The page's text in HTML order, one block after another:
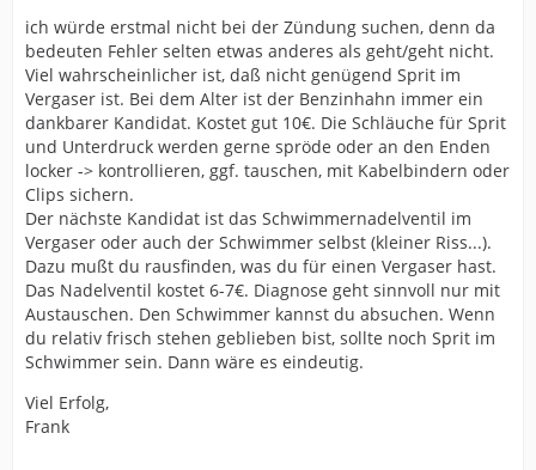
ich würde erstmal nicht bei der Zündung suchen, denn da
bedeuten Fehler selten etwas anderes als geht/geht nicht.
Viel wahrscheinlicher ist, daß nicht genügend Sprit im
Vergaser ist. Bei dem Alter ist der Benzinhahn immer ein
dankbarer Kandidat. Kostet gut 10€. Die Schläuche für Sprit
und Unterdruck werden gerne spröde oder an den Enden
locker -> kontrollieren, ggf. tauschen, mit Kabelbindern oder
Clips sichern.
Der nächste Kandidat ist das Schwimmernadelventil im
Vergaser oder auch der Schwimmer selbst (kleiner Riss...).
Dazu mußt du rausfinden, was du für einen Vergaser hast.
Das Nadelventil kostet 6-7€. Diagnose geht sinnvoll nur mit
Austauschen. Den Schwimmer kannst du absuchen. Wenn
du relativ frisch stehen geblieben bist, sollte noch Sprit im
Schwimmer sein. Dann wäre es eindeutig.
Viel Erfolg,
Frank